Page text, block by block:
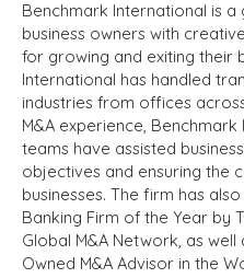
Benchmark International is
business owners with
for growing and exiting their
International has handled
industries from offices
M&A experience,
teams have assisted
objectives and ensuring the
businesses. The firm has
Banking Firm of the Year by
Global M&A Network, as
Owned M&A Advisor in the